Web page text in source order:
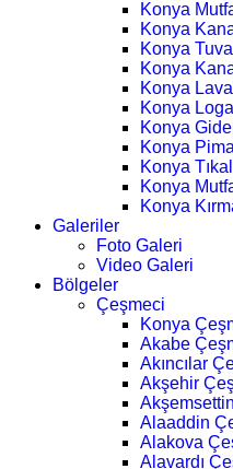
Konya
Konya
Konya
Konya
Konya
Konya
Konya
Konya
Konya
Konya
Konya
Galeriler
Foto Galeri
Video Galeri
Bölgeler
Çeşmeci
Konya
Akabe
Akıncılar
Akşehir
Alaaddin
Alakova
Alavardı